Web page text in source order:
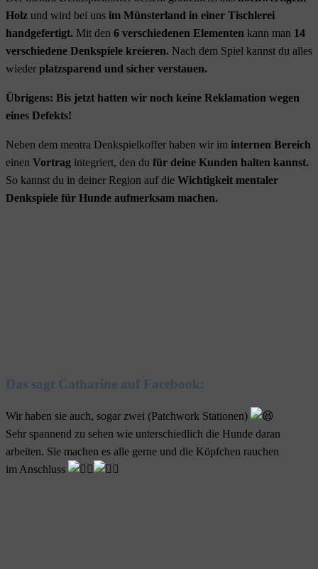
Holz und wird bei uns im Münsterland in einer Tischlerei
handgefertigt. Mit den 6 verschiedenen Elementen kann man 14
verschiedene Denkspiele kreieren. Nach dem Spiel kannst du alles
wieder platzsparend und sicher verstauen.
Übrigens: Bis jetzt hatten wir noch keine Reklamation wegen
eines Defekts!
Neben dem mentra Denkspielkoffer haben wir im internen Bereich
einen Vortrag integriert, den du für deine Kunden halten kannst.
So kannst du in deiner Region auf die Wichtigkeit mentaler
Denkspiele für Hunde aufmerksam machen.
Das sagt Catharine auf Facebook:
Wir haben sie auch, sogar zwei (Patchwork Stationen)
Sehr spannend zu sehen wie unterschiedlich die Hunde daran
arbeiten. Sie machen es alle gerne und die Köpfchen rauchen
im Anschluss